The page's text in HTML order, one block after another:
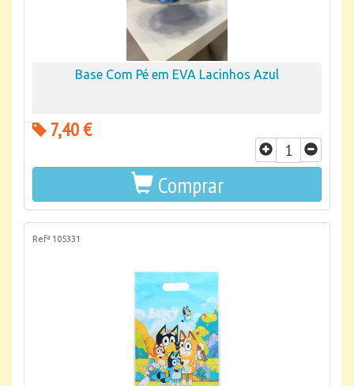
Base Com Pé em EVA Lacinhos Azul
7,40 €
Comprar
Refª 105331